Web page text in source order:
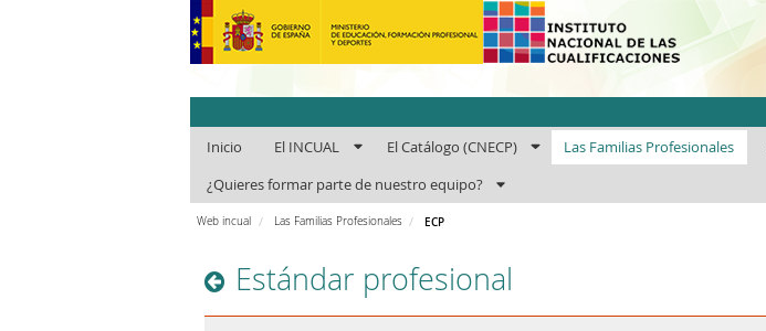
INCUAl - Instituto Nacional
Inicio El INCUAL El Catálogo (CNECP) Las Familias Profesionales
¿Quieres formar parte de nuestro equipo?
Web incual Las Familias Profesionales ECP
Estándar profesional